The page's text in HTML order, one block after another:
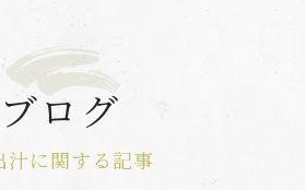
ブログ
汁に関する記事